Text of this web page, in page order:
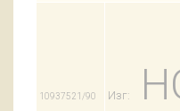
10937521/90 Изг: